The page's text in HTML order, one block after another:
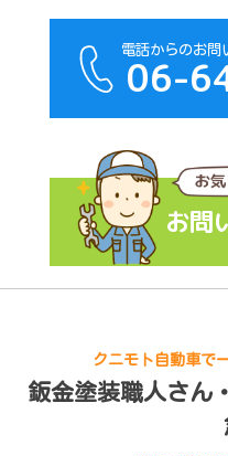
電話からのお問
06-
お問
クニモト自動車で
鈑金塗装職人さん